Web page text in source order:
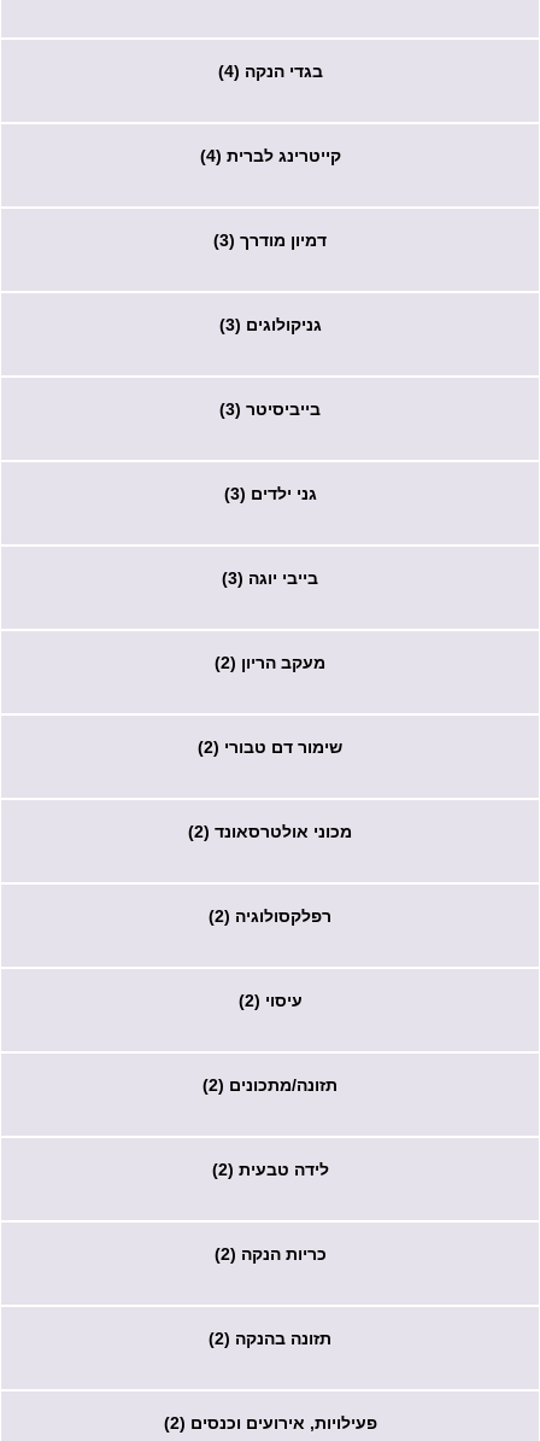
בגדי הנקה (4)
קייטרינג לברית (4)
דמיון מודרך (3)
גניקולוגים (3)
בייביסיטר (3)
גני ילדים (3)
בייבי יוגה (3)
מעקב הריון (2)
שימור דם טבורי (2)
מכוני אולטרסאונד (2)
רפלקסולוגיה (2)
עיסוי (2)
תזונה/מתכונים (2)
לידה טבעית (2)
כריות הנקה (2)
תזונה בהנקה (2)
פעילויות, אירועים וכנסים (2)